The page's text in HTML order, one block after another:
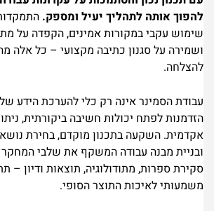
להפוך אותה לתהליך יעיל ומספק.
שימוש עקבי במקורות אמינים, הקפדה על
ושמירה על סגנון כתיבה מקצועי – כל אלה
להצלחה.
עבודת הסמינר אינה רק כלי להערכת הידע
הזדמנות לפתח יכולות חשיבה ביקורתית,
אקדמית. השקעה בתכנון מוקדם, בחירת נושא
ובניית מבנה עבודה המשקף את שלבי
סקירת ספרות, מתודולוגיה, תוצאות ודיון –
משמעותי לאיכות התוצר הסופי.